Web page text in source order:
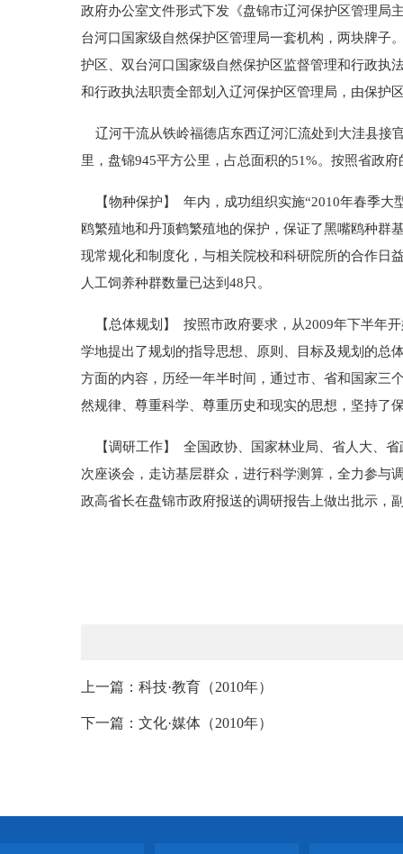
政府办公室文件形式下发《盘锦市辽河保护区管理局
台河口国家级自然保护区管理局一套机构，两块牌子
护区、双台河口国家级自然保护区监督管理和行政执
和行政执法职责全部划入辽河保护区管理局，由保护
辽河干流从铁岭福德店东西辽河汇流处到大洼县接
里，盘锦945平方公里，占总面积的51%。按照省政
【物种保护】 年内，成功组织实施“2010年春季大
鸥繁殖地和丹顶鹤繁殖地的保护，保证了黑嘴鸥种群
现常规化和制度化，与相关院校和科研院所的合作日
人工饲养种群数量已达到48只。
【总体规划】 按照市政府要求，从2009年下半年
学地提出了规划的指导思想、原则、目标及规划的总
方面的内容，历经一年半时间，通过市、省和国家三
然规律、尊重科学、尊重历史和现实的思想，坚持了
【调研工作】 全国政协、国家林业局、省人大、省
次座谈会，走访基层群众，进行科学测算，全力参与
政高省长在盘锦市政府报送的调研报告上做出
上一篇：科技·教育（2010年）
下一篇：文化·媒体（2010年）